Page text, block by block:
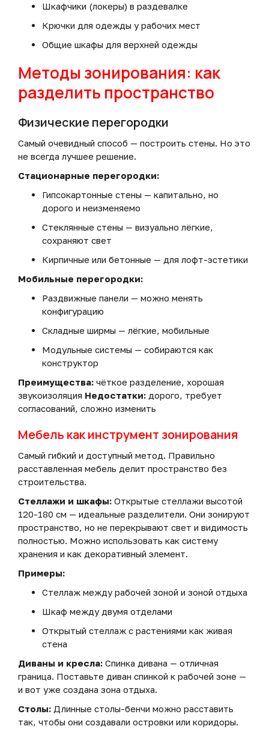
Шкафчики (локеры) в раздевалке
Крючки для одежды у рабочих мест
Общие шкафы для верхней одежды
Методы зонирования: как
разделить пространство
Физические перегородки
Самый очевидный способ — построить стены. Но это
не всегда лучшее решение.
Стационарные перегородки:
Гипсокартонные стены — капитально, но
дорого и неизменяемо
Стеклянные стены — визуально лёгкие,
сохраняют свет
Кирпичные или бетонные — для лофт-эстетики
Мобильные перегородки:
Раздвижные панели — можно менять
конфигурацию
Складные ширмы — лёгкие, мобильные
Модульные системы — собираются как
конструктор
Преимущества: чёткое разделение, хорошая
звукоизоляция Недостатки: дорого, требует
согласований, сложно изменить
Мебель как инструмент зонирования
Самый гибкий и доступный метод. Правильно
расставленная мебель делит пространство без
строительства.
Стеллажи и шкафы: Открытые стеллажи высотой
120-180 см — идеальные разделители. Они зонируют
пространство, но не перекрывают свет и видимость
полностью. Можно использовать как систему
хранения и как декоративный элемент.
Примеры:
Стеллаж между рабочей зоной и зоной отдыха
Шкаф между двумя отделами
Открытый стеллаж с растениями как живая
стена
Диваны и кресла: Спинка дивана — отличная
граница. Поставьте диван спинкой к рабочей зоне —
и вот уже создана зона отдыха.
Столы: Длинные столы-бенчи можно расставить
так, чтобы они создавали островки или коридоры.